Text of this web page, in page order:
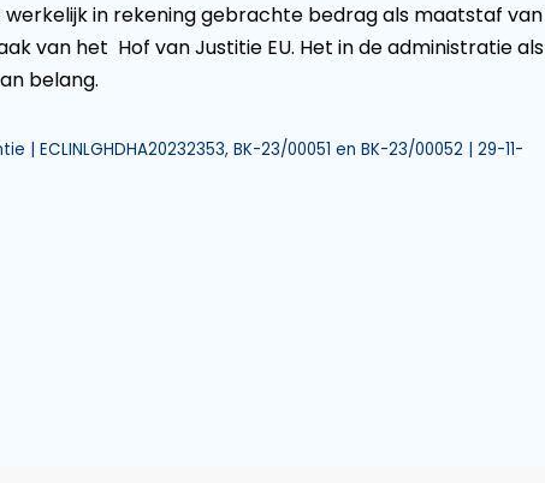
in rekening gebrachte bedrag als maatstaf van
van het Hof van Justitie EU. Het in de administratie als
belang.
ECLINLGHDHA20232353, BK-23/00051 en BK-23/00052 | 29-11-